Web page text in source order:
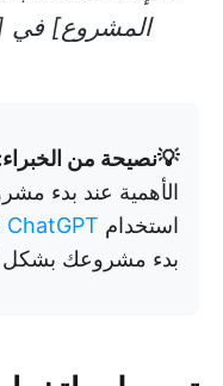
المشروع] في
💡نصيحة من
الأهمية عند بدء
استخدام ChatGPT في البحث
بدء مشروعك بشكل